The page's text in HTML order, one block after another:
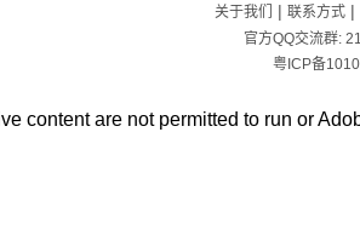
关于我们 | 联系方式|
官方QQ交流群:
粤ICP备
content are not permitted to run or